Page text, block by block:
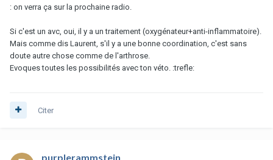
: on verra ça sur la prochaine radio.
Si c'est un avc, oui, il y a un traitement (oxygénateur+anti-inflammatoire).
Mais comme dis Laurent, s'il y a une bonne coordination, c'est sans
doute autre chose comme de l'arthrose.
Evoques toutes les possibilités avec ton véto. :trefle:
Citer
purplerammstein